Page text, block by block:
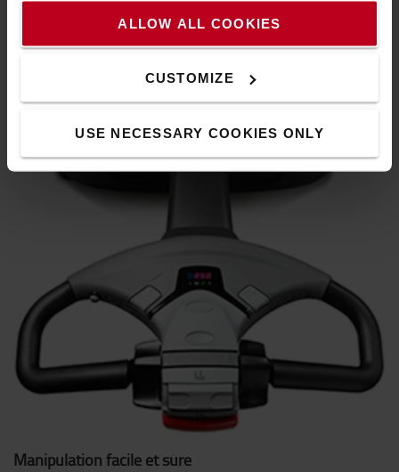
ALLOW ALL COOKIES
CUSTOMIZE
USE NECESSARY COOKIES ONLY
Excellente visibilité
Mâts à vue dégagée et grande visibilité du poste de
conduite vers les extrémités de la fourche.
Manipulation facile et sûre